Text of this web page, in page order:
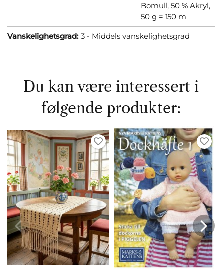
Bomull, 50 % Akryl,
50 g = 150 m
Vanskelighetsgrad: 3 - Middels vanskelighetsgrad
Du kan være interessert i
følgende produkter: